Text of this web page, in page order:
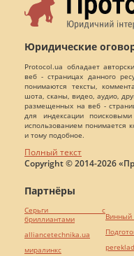
Юридические
Protocol.ua обладает
веб - страницах данного
понимаются тексты,
шота, сканы, видео, аудио,
размещенных на веб -
для индексации
использованием понимается
и тому подобное.
Полный текст
Copyright © 2014-2026
Партнёры
Серьги с
бриллиантами
alliancetechnika.ua
миралинкс